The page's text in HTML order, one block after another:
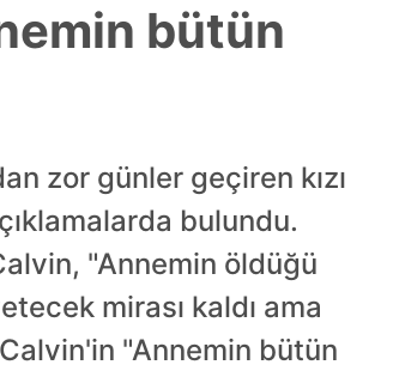
bütün
zor günler geçiren kızı
bulundu.
"Annemin öldüğü
mirası kaldı ama
"Annemin bütün